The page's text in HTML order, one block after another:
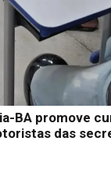
BA promove
das